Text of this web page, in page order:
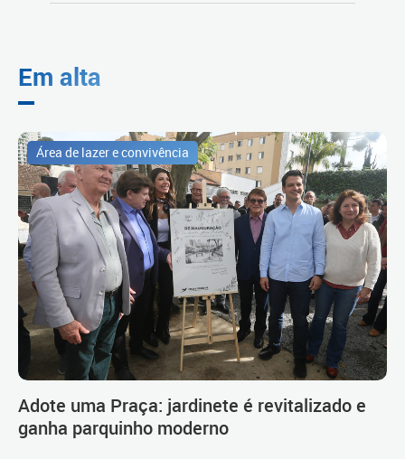
Em alta
Área de lazer e convivência
Adote uma Praça: jardinete é revitalizado e
ganha parquinho moderno